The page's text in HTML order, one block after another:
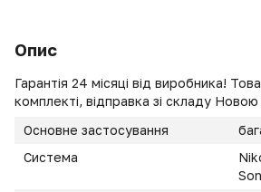
Опис
Гарантія 24 місяці від виробника!
комплекті, відправка зі складу
Основне застосування
Система